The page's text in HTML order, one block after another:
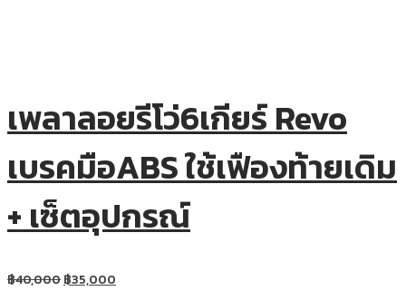
เพลาลอยรีโว่6เกียร์ Revo
เบรคมือABS ใช้เฟืองท้ายเดิม
+ เซ็ตอุปกรณ์
฿40,000฿35,000